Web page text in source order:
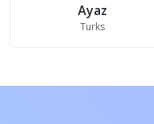
Ayaz
Turks